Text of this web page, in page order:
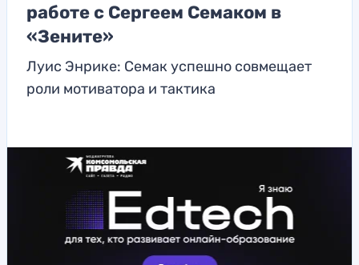
работе с Сергеем Семаком в
«Зените»
Луис Энрике: Семак успешно совмещает
роли мотиватора и тактика